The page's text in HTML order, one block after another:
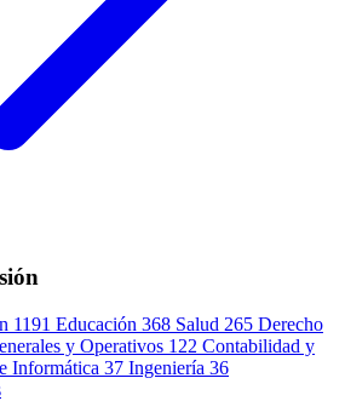
1191 Educación 368 Salud 265 Derecho
y Operativos 122 Contabilidad y
Informática 37 Ingeniería 36